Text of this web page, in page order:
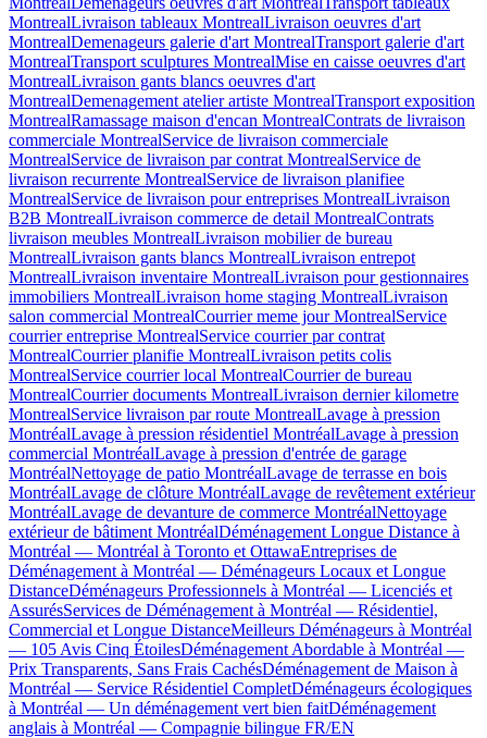
MontrealLivraison tableaux MontrealLivraison oeuvres d'art
MontrealDemenageurs galerie d'art MontrealTransport galerie d'art
MontrealTransport sculptures MontrealMise en caisse oeuvres d'art
MontrealLivraison gants blancs oeuvres d'art
MontrealDemenagement atelier artiste MontrealTransport exposition
MontrealRamassage maison d'encan MontrealContrats de livraison
commerciale MontrealService de livraison commerciale
MontrealService de livraison par contrat MontrealService de
livraison recurrente MontrealService de livraison planifiee
MontrealService de livraison pour entreprises MontrealLivraison
B2B MontrealLivraison commerce de detail MontrealContrats
livraison meubles MontrealLivraison mobilier de bureau
MontrealLivraison gants blancs MontrealLivraison entrepot
MontrealLivraison inventaire MontrealLivraison pour gestionnaires
immobiliers MontrealLivraison home staging MontrealLivraison
salon commercial MontrealCourrier meme jour MontrealService
courrier entreprise MontrealService courrier par contrat
MontrealCourrier planifie MontrealLivraison petits colis
MontrealService courrier local MontrealCourrier de bureau
MontrealCourrier documents MontrealLivraison dernier kilometre
MontrealService livraison par route MontrealLavage à pression
MontréalLavage à pression résidentiel MontréalLavage à pression
commercial MontréalLavage à pression d'entrée de garage
MontréalNettoyage de patio MontréalLavage de terrasse en bois
MontréalLavage de clôture MontréalLavage de revêtement extérieur
MontréalLavage de devanture de commerce MontréalNettoyage
extérieur de bâtiment MontréalDéménagement Longue Distance à
Montréal — Montréal à Toronto et OttawaEntreprises de
Déménagement à Montréal — Déménageurs Locaux et Longue
DistanceDéménageurs Professionnels à Montréal — Licenciés et
AssurésServices de Déménagement à Montréal — Résidentiel,
Commercial et Longue DistanceMeilleurs Déménageurs à Montréal
— 105 Avis Cinq ÉtoilesDéménagement Abordable à Montréal —
Prix Transparents, Sans Frais CachésDéménagement de Maison à
Montréal — Service Résidentiel CompletDéménageurs écologiques
à Montréal — Un déménagement vert bien faitDéménagement
anglais à Montréal — Compagnie bilingue FR/EN